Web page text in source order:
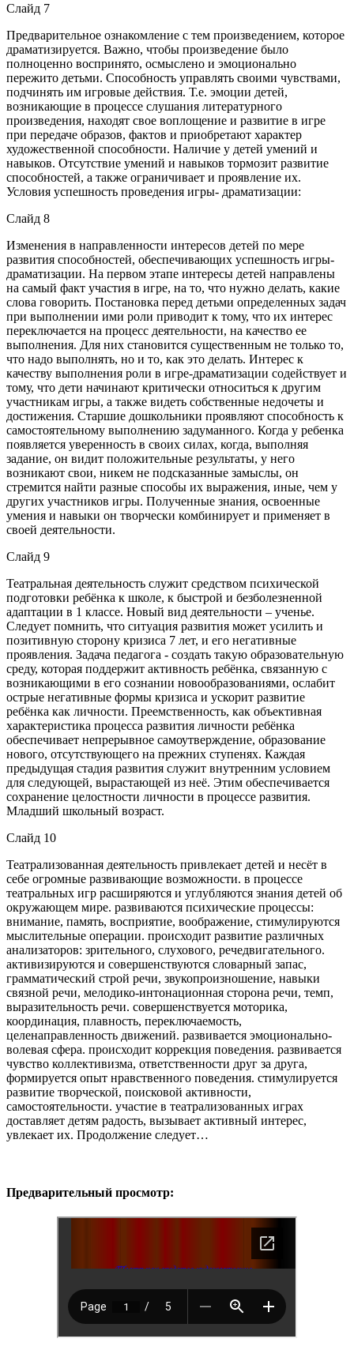
Слайд 7
Предварительное ознакомление с тем произведением, которое
драматизируется. Важно, чтобы произведение было
полноценно воспринято, осмыслено и эмоционально
пережито детьми. Способность управлять своими чувствами,
подчинять им игровые действия. Т.е. эмоции детей,
возникающие в процессе слушания литературного
произведения, находят свое воплощение и развитие в игре
при передаче образов, фактов и приобретают характер
художественной способности. Наличие у детей умений и
навыков. Отсутствие умений и навыков тормозит развитие
способностей, а также ограничивает и проявление их.
Условия успешность проведения игры- драматизации:
Слайд 8
Изменения в направленности интересов детей по мере
развития способностей, обеспечивающих успешность игры-
драматизации. На первом этапе интересы детей направлены
на самый факт участия в игре, на то, что нужно делать, какие
слова говорить. Постановка перед детьми определенных задач
при выполнении ими роли приводит к тому, что их интерес
переключается на процесс деятельности, на качество ее
выполнения. Для них становится существенным не только то,
что надо выполнять, но и то, как это делать. Интерес к
качеству выполнения роли в игре-драматизации содействует и
тому, что дети начинают критически относиться к другим
участникам игры, а также видеть собственные недочеты и
достижения. Старшие дошкольники проявляют способность к
самостоятельному выполнению задуманного. Когда у ребенка
появляется уверенность в своих силах, когда, выполняя
задание, он видит положительные результаты, у него
возникают свои, никем не подсказанные замыслы, он
стремится найти разные способы их выражения, иные, чем у
других участников игры. Полученные знания, освоенные
умения и навыки он творчески комбинирует и применяет в
своей деятельности.
Слайд 9
Театральная деятельность служит средством психической
подготовки ребёнка к школе, к быстрой и безболезненной
адаптации в 1 классе. Новый вид деятельности – ученье.
Следует помнить, что ситуация развития может усилить и
позитивную сторону кризиса 7 лет, и его негативные
проявления. Задача педагога - создать такую образовательную
среду, которая поддержит активность ребёнка, связанную с
возникающими в его сознании новообразованиями, ослабит
острые негативные формы кризиса и ускорит развитие
ребёнка как личности. Преемственность, как объективная
характеристика процесса развития личности ребёнка
обеспечивает непрерывное самоутверждение, образование
нового, отсутствующего на прежних ступенях. Каждая
предыдущая стадия развития служит внутренним условием
для следующей, вырастающей из неё. Этим обеспечивается
сохранение целостности личности в процессе развития.
Младший школьный возраст.
Слайд 10
Театрализованная деятельность привлекает детей и несёт в
себе огромные развивающие возможности. в процессе
театральных игр расширяются и углубляются знания детей об
окружающем мире. развиваются психические процессы:
внимание, память, восприятие, воображение, стимулируются
мыслительные операции. происходит развитие различных
анализаторов: зрительного, слухового, речедвигательного.
активизируются и совершенствуются словарный запас,
грамматический строй речи, звукопроизношение, навыки
связной речи, мелодико-интонационная сторона речи, темп,
выразительность речи. совершенствуется моторика,
координация, плавность, переключаемость,
целенаправленность движений. развивается эмоционально-
волевая сфера. происходит коррекция поведения. развивается
чувство коллективизма, ответственности друг за друга,
формируется опыт нравственного поведения. стимулируется
развитие творческой, поисковой активности,
самостоятельности. участие в театрализованных играх
доставляет детям радость, вызывает активный интерес,
увлекает их. Продолжение следует…
Предварительный просмотр: